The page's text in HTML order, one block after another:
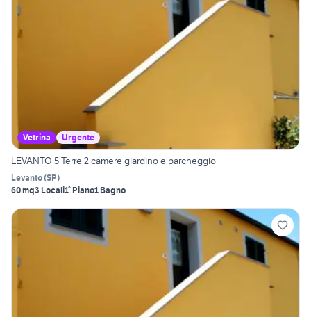
Vetrina Urgente
LEVANTO 5 Terre 2 camere giardino e parcheggio
Levanto(SP)
60 mq3 Locali1° Piano1 Bagno